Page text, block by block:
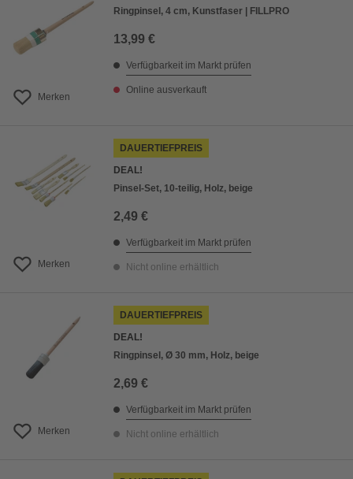
Merken
Ringpinsel, 4 cm, Kunstfaser | FILLPRO
13,99 €
Verfügbarkeit im Markt prüfen
Online ausverkauft
Merken
DAUERTIEFPREIS
DEAL!
Pinsel-Set, 10-teilig, Holz, beige
2,49 €
Verfügbarkeit im Markt prüfen
Nicht online erhältlich
Merken
DAUERTIEFPREIS
DEAL!
Ringpinsel, Ø 30 mm, Holz, beige
2,69 €
Verfügbarkeit im Markt prüfen
Nicht online erhältlich